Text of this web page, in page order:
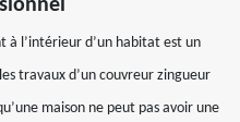
à l’intérieur d’un habitat est un
travaux d’un couvreur zingueur
maison ne peut pas avoir une